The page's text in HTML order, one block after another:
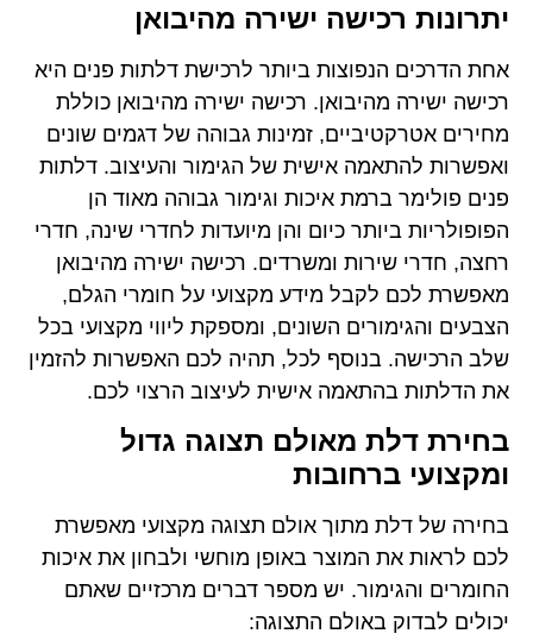
יתרונות רכישה ישירה מהיבואן
אחת הדרכים הנפוצות ביותר לרכישת דלתות פנים היא
רכישה ישירה מהיבואן. רכישה ישירה מהיבואן כוללת
מחירים אטרקטיביים, זמינות גבוהה של דגמים שונים
ואפשרות להתאמה אישית של הגימור והעיצוב. דלתות
פנים פולימר ברמת איכות וגימור גבוהה מאוד הן
הפופולריות ביותר כיום והן מיועדות לחדרי שינה, חדרי
רחצה, חדרי שירות ומשרדים. רכישה ישירה מהיבואן
מאפשרת לכם לקבל מידע מקצועי על חומרי הגלם,
הצבעים והגימורים השונים, ומספקת ליווי מקצועי בכל
שלב הרכישה. בנוסף לכל, תהיה לכם האפשרות להזמין
את הדלתות בהתאמה אישית לעיצוב הרצוי לכם.
בחירת דלת מאולם תצוגה גדול
ומקצועי ברחובות
בחירה של דלת מתוך אולם תצוגה מקצועי מאפשרת
לכם לראות את המוצר באופן מוחשי ולבחון את איכות
החומרים והגימור. יש מספר דברים מרכזיים שאתם
יכולים לבדוק באולם התצוגה: